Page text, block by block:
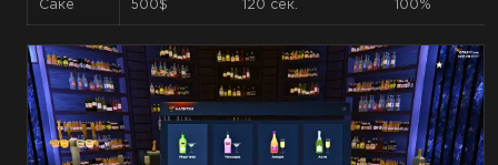
Саке 500$ 120 сек. 100%